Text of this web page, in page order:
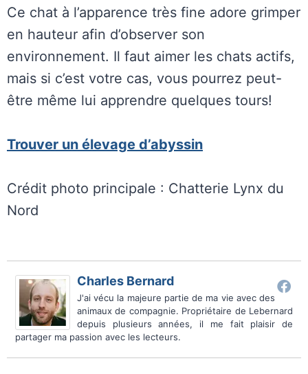
Ce chat à l’apparence très fine adore grimper
en hauteur afin d’observer son
environnement. Il faut aimer les chats actifs,
mais si c’est votre cas, vous pourrez peut-
être même lui apprendre quelques tours!
Trouver un élevage d’abyssin
Crédit photo principale : Chatterie Lynx du
Nord
Charles Bernard
J'ai vécu la majeure partie de ma vie avec des
animaux de compagnie. Propriétaire de Lebernard
depuis plusieurs années, il me fait plaisir de
partager ma passion avec les lecteurs.